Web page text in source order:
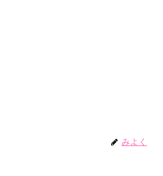
みよく